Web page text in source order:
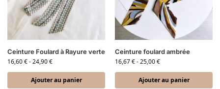
Ceinture Foulard à Rayure verte
16,60€-24,90€
Ajouter au panier
Ceinture foulard ambrée
16,67€-25,00€
Ajouter au panier